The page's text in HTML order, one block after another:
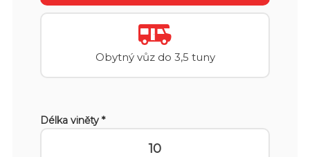
Obytný vůz do 3,5 tuny
Délka viněty *
10